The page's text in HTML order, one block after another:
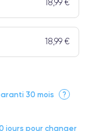
30 mois ?
jours pour changer
18,99 €
18,99 €